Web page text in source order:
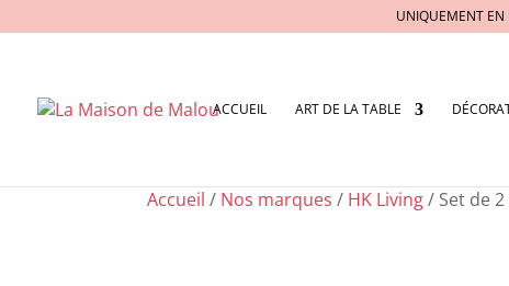
UNIQUEMENT EN
ACCUEIL ART DE LA TABLE
Accueil / Nos marques / HK Living/ Set de 2